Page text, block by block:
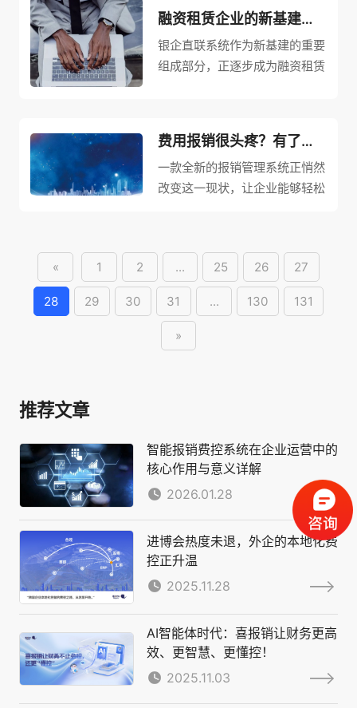
融资租赁企业的新基建：银企直联系统
银企直联系统作为新基建的重要
组成部分，正逐步成为融资租赁
费用报销很头疼？有了这个报销管理系统，可轻松应对各种报销
一款全新的报销管理系统正悄然
改变这一现状，让企业能够轻松
« 1 2 ... 25 26 27
28 29 30 31 ... 130 131
»
推荐文章
智能报销费控系统在企业运营中的
核心作用与意义详解
2026.01.28
进博会热度未退，外企的本地化费
控正升温
2025.11.28
AI智能体时代：喜报销让财务更高
效、更智慧、更懂控！
2025.11.03